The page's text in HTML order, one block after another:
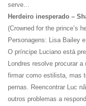
serve…
Herdeiro inesperado –
(Crowned for the prince’s
Personagens: Lisa Bailey
O príncipe Luciano está
Londres resolve procurar
firmar como estilista, mas
pernas. Reencontrar Luc
outros problemas a